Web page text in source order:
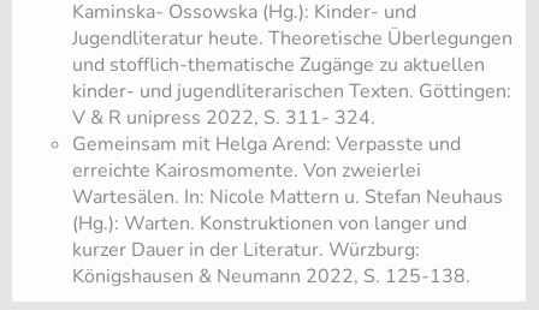
Kaminska- Ossowska (Hg.): Kinder- und
Jugendliteratur heute. Theoretische Überlegungen
und stofflich-thematische Zugänge zu aktuellen
kinder- und jugendliterarischen Texten. Göttingen:
V & R unipress 2022, S. 311- 324.
Gemeinsam mit Helga Arend: Verpasste und
erreichte Kairosmomente. Von zweierlei
Wartesälen. In: Nicole Mattern u. Stefan Neuhaus
(Hg.): Warten. Konstruktionen von langer und
kurzer Dauer in der Literatur. Würzburg:
Königshausen & Neumann 2022, S. 125-138.